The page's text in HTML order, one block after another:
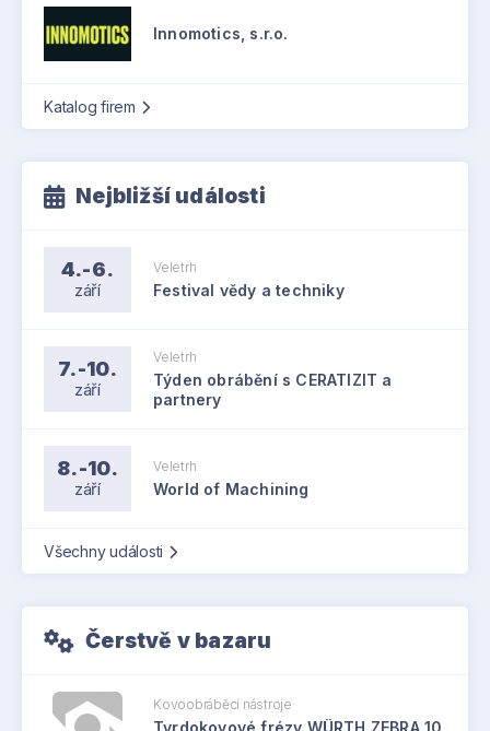
Innomotics, s.r.o.
Katalog firem
Nejbližší události
4.-6.
září
Veletrh
Festival vědy a techniky
7.-10.
září
Veletrh
Týden obrábění s CERATIZIT a
partnery
8.-10.
září
Veletrh
World of Machining
Všechny události
Čerstvě v bazaru
Kovoobráběcí nástroje
Tvrdokovové frézy WÜRTH ZEBRA 10